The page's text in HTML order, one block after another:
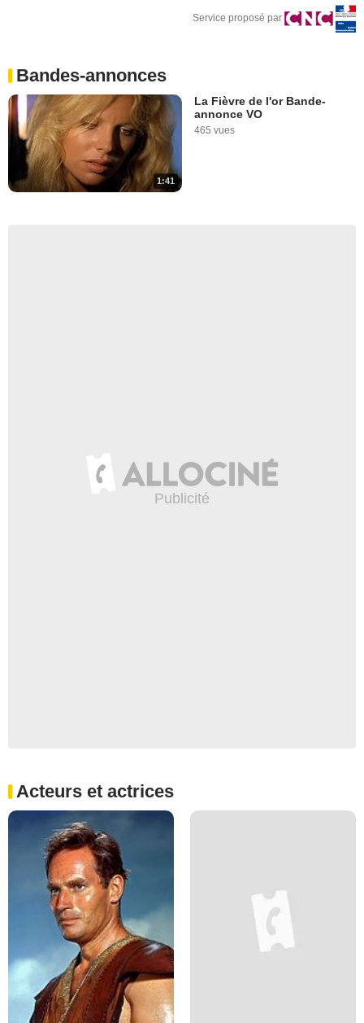
Service proposé par
Bandes-annonces
1:41
La Fièvre de l'or Bande-
annonce VO
465 vues
Acteurs et actrices